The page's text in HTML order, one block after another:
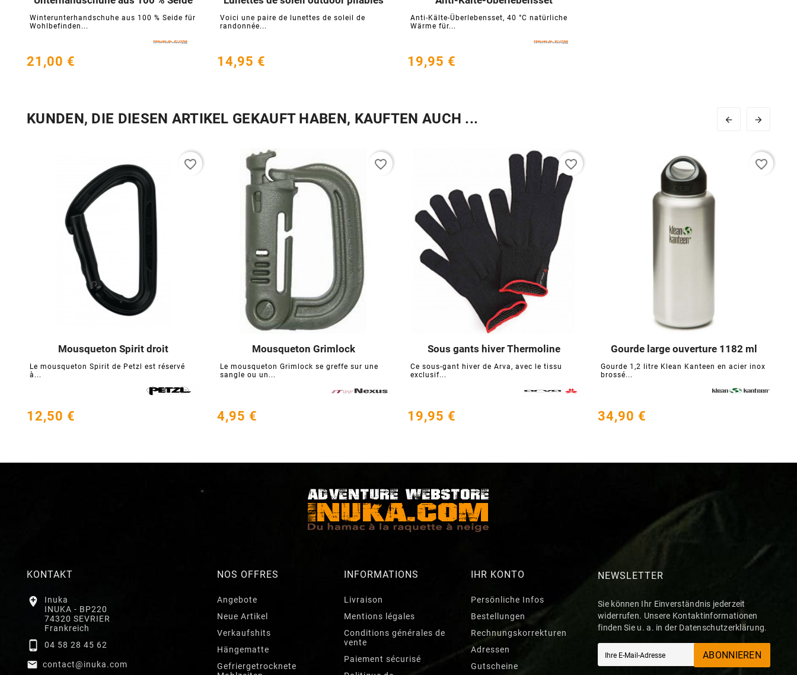
Winterunterhandschuhe aus 100 % Seide für
Wohlbefinden...
21,00 €
Voici une paire de lunettes de soleil de
randonnée...

14,95 €
Anti-Kälte-Überlebensset, 40 °C natürliche
Wärme für...
19,95 €
KUNDEN, DIE DIESEN ARTIKEL GEKAUFT HABEN, KAUFTEN AUCH ...  
Mousqueton Spirit droit
Le mousqueton Spirit de Petzl est réservé
à...

12,50 €
favorite_border
Mousqueton Grimlock
Le mousqueton Grimlock se greffe sur une
sangle ou un...

4,95 €
favorite_border
Sous gants hiver Thermoline
Ce sous-gant hiver de Arva, avec le tissu
exclusif...

19,95 €
favorite_border
Gourde large ouverture 1182 ml
Gourde 1,2 litre Klean Kanteen en acier inox
brossé...

34,90 €
favorite_border
KONTAKT

Inuka
INUKA - BP220
74320 SEVRIER
Frankreich
 04 58 28 45 62
 contact@inuka.com
NOS OFFRES
Angebote
Neue Artikel
Verkaufshits
Hängematte
Gefriergetrocknete
INFORMATIONS
Livraison
Mentions légales
Conditions générales de
vente
Paiement sécurisé
IHR KONTO
Persönliche Infos
Bestellungen
Rechnungskorrekturen
Adressen
Gutscheine
NEWSLETTER
Sie können Ihr Einverständnis jederzeit
widerrufen. Unsere Kontaktinformationen
finden Sie u. a. in der Datenschutzerklärung.
ABONNIEREN